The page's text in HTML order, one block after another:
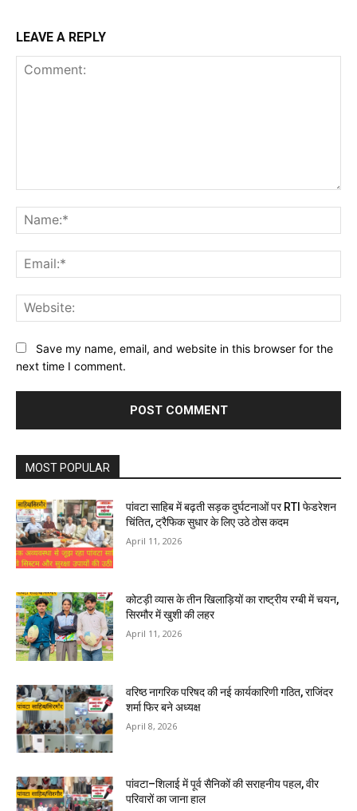
LEAVE A REPLY
Save my name, email, and website in this browser for the
next time I comment.
MOST POPULAR
पांवटा साहिब में बढ़ती सड़क दुर्घटनाओं पर RTI फेडरेशन
चिंतित, ट्रैफिक सुधार के लिए उठे ठोस कदम
April 11, 2026
कोटड़ी व्यास के तीन खिलाड़ियों का राष्ट्रीय रग्बी में चयन,
सिरमौर में खुशी की लहर
April 11, 2026
वरिष्ठ नागरिक परिषद की नई कार्यकारिणी गठित, राजिंदर
शर्मा फिर बने अध्यक्ष
April 8, 2026
पांवटा–शिलाई में पूर्व सैनिकों की सराहनीय पहल, वीर
परिवारों का जाना हाल